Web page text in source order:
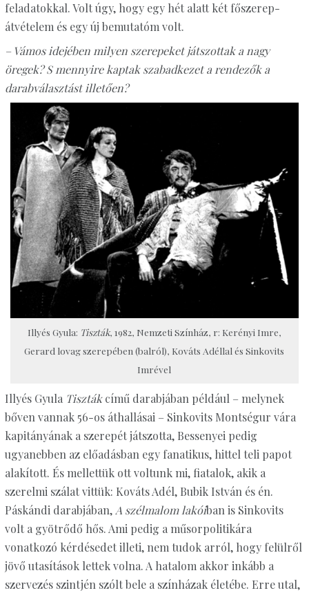
feladatokkal. Volt úgy, hogy egy hét alatt két főszerep-
átvételem és egy új bemutatóm volt.
– Vámos idejében milyen szerepeket játszottak a nagy
öregek? S mennyire kaptak szabadkezet a rendezők a
darabválasztást illetően?
Illyés Gyula: Tiszták, 1982, Nemzeti Színház, r: Kerényi Imre,
Gerard lovag szerepében (balról), Kováts Adéllal és Sinkovits
Imrével
Illyés Gyula Tisztákcímű darabjában például – melynek
bőven vannak 56-os áthallásai – Sinkovits Montségur vára
kapitányának a szerepét játszotta, Bessenyei pedig
ugyanebben az előadásban egy fanatikus, hittel teli papot
alakított. És mellettük ott voltunk mi, fiatalok, akik a
szerelmi szálat vittük: Kováts Adél, Bubik István és én.
Páskándi darabjában,A szélmalom lakóiban is Sinkovits
volt a gyötrődő hős. Ami pedig a műsorpolitikára
vonatkozó kérdésedet illeti, nem tudok arról, hogy felülről
jövő utasítások lettek volna. A hatalom akkor inkább a
szervezés szintjén szólt bele a színházak életébe. Erre utal,